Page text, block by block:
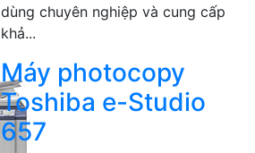
dùng chuyên nghiệp và cung cấp
khả...
Máy photocopy
Toshiba e-Studio
657